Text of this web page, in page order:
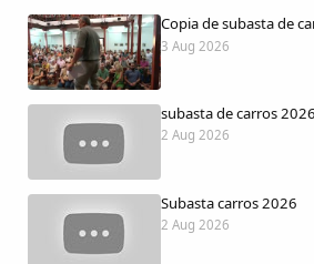
Foros
Idiosincrasia
Diccionario
Traductor
Copia de subasta de
3 Aug 2026
subasta de carros 2026
2 Aug 2026
Subasta carros 2026
2 Aug 2026